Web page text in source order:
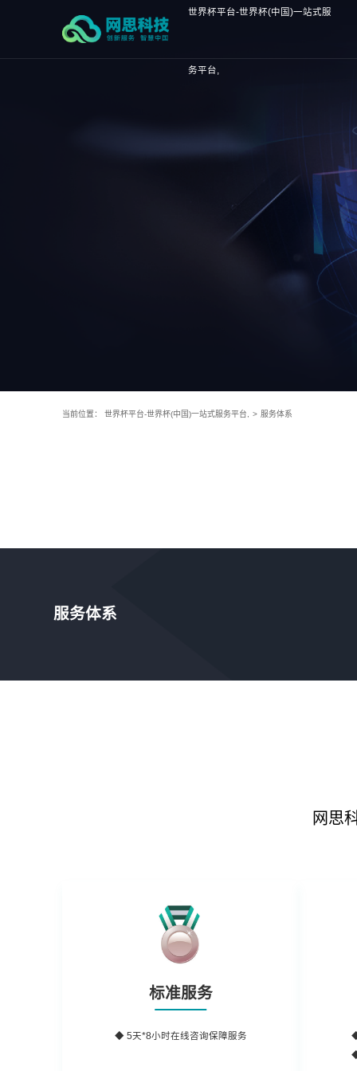
世界杯平台-世界杯(中国)一站式服
务平台,
当前位置： 世界杯平台-世界杯(中国)一站式服务平台, > 服务体系
服务体系
网思
标准服务
◆ 5天*8小时在线咨询保障服务